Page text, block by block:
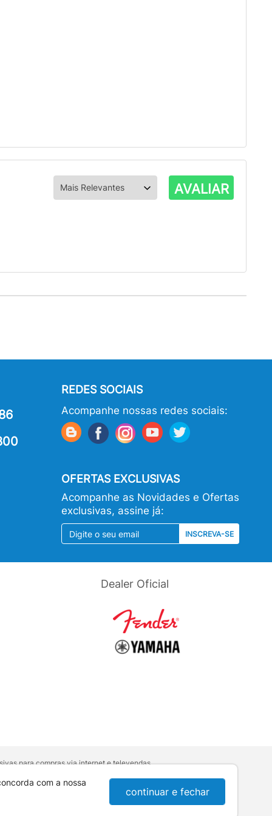
AVALIAR
REDES SOCIAIS
Acompanhe nossas redes sociais:
OFERTAS EXCLUSIVAS
Acompanhe as Novidades e Ofertas
exclusivas, assine já:
INSCREVA-SE
Dealer Oficial
para compras via internet e televendas.
Lei nº 8.078.
921 - Londrina / PR
com a nossa
continuar e fechar